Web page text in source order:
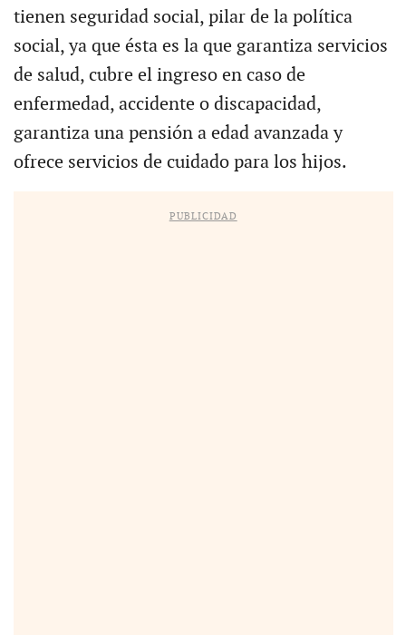
tienen seguridad social, pilar de la política
social, ya que ésta es la que garantiza servicios
de salud, cubre el ingreso en caso de
enfermedad, accidente o discapacidad,
garantiza una pensión a edad avanzada y
ofrece servicios de cuidado para los hijos.
PUBLICIDAD